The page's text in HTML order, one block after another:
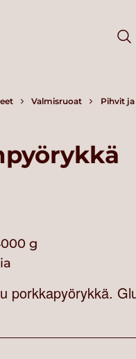
Valmisruoat Pihvit
g
porkkapyörykkä.